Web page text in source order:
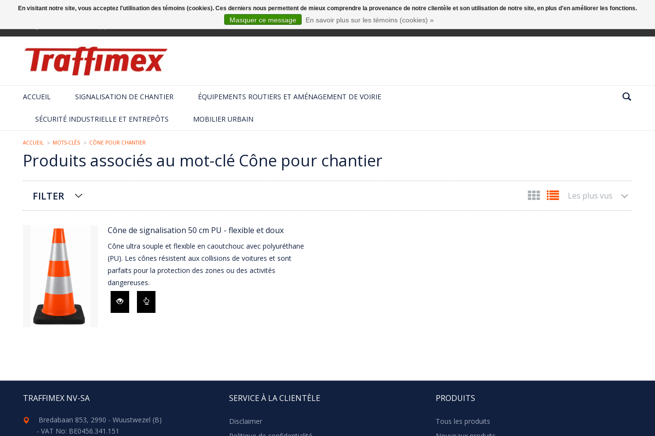
ACCUEIL SIGNALISATION DE CHANTIER ÉQUIPEMENTS ROUTIERS ET AMÉNAGEMENT DE VOIRIE
SÉCURITÉ INDUSTRIELLE ET ENTREPÔTS MOBILIER URBAIN
ACCUEIL MOTS-CLÉS CÔNE POUR CHANTIER
Produits associés au mot-clé Cône pour chantier
FILTER Les plus vus
Cône de signalisation 50 cm PU - flexible et doux
Cône ultra souple et flexible en caoutchouc avec polyuréthane
(PU). Les cônes résistent aux collisions de voitures et sont
parfaits pour la protection des zones ou des activités
dangereuses.
TRAFFIMEX NV-SA
Bredabaan 853, 2990 - Wuustwezel (B)
- VAT No: BE0456.341.151
SERVICE À LA CLIENTÈLE
Disclaimer
PRODUITS
Tous les produits
En visitant notre site, vous acceptez l'utilisation des témoins (cookies). Ces derniers nous permettent de mieux comprendre la provenance de notre clientèle et son utilisation de notre site, en plus d'en améliorer les fonctions.
Masquer ce message En savoir plus sur les témoins (cookies) »